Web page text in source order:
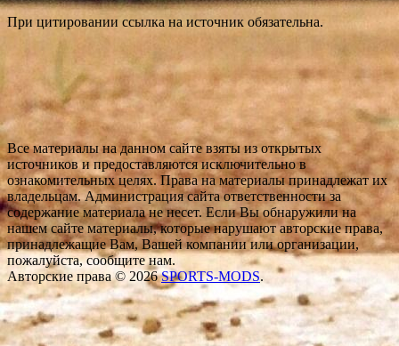
При цитировании ссылка на источник обязательна.
Все материалы на данном сайте взяты из открытых
источников и предоставляются исключительно в
ознакомительных целях. Права на материалы принадлежат их
владельцам. Администрация сайта ответственности за
содержание материала не несет. Если Вы обнаружили на
нашем сайте материалы, которые нарушают авторские права,
принадлежащие Вам, Вашей компании или организации,
пожалуйста, сообщите нам.
Авторские права © 2026SPORTS-MODS.